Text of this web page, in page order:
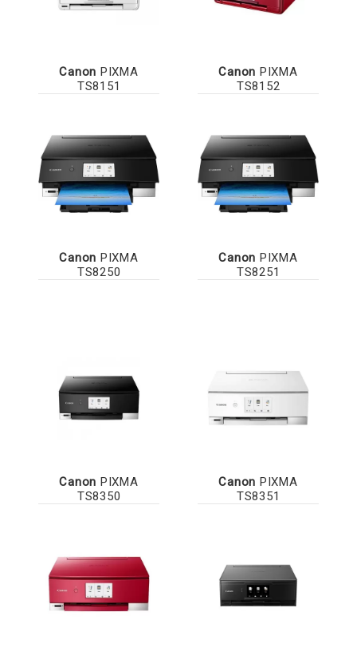
Canon PIXMA
TS8151
Canon PIXMA
TS8152
Canon PIXMA
TS8250
Canon PIXMA
TS8251
Canon PIXMA
TS8350
Canon PIXMA
TS8351